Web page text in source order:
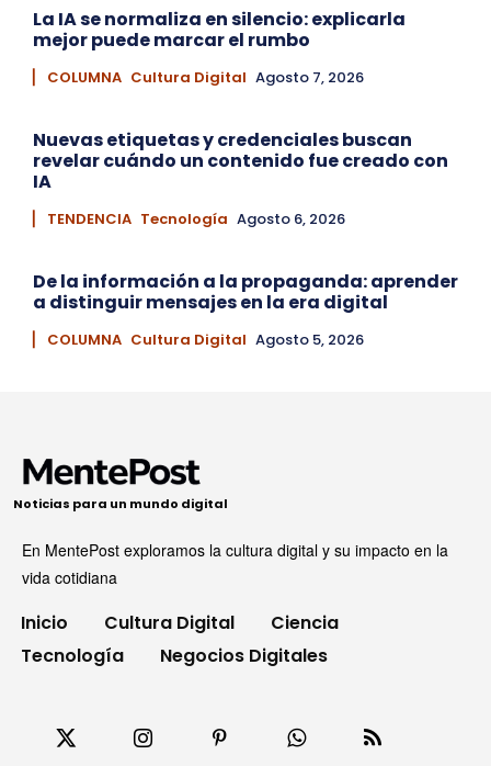
La IA se normaliza en silencio: explicarla
mejor puede marcar el rumbo
▏ COLUMNA Cultura Digital Agosto 7, 2026
Nuevas etiquetas y credenciales buscan
revelar cuándo un contenido fue creado con
IA
▏ TENDENCIA Tecnología Agosto 6, 2026
De la información a la propaganda: aprender
a distinguir mensajes en la era digital
▏ COLUMNA Cultura Digital Agosto 5, 2026
Noticias para un mundo digital
En MentePost exploramos la cultura digital y su impacto en la
vida cotidiana
Inicio Cultura Digital
Ciencia
Tecnología
Negocios Digitales